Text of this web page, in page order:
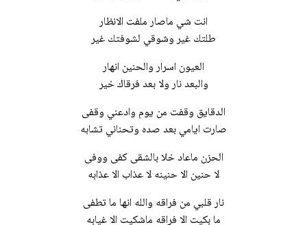
انت شي ماصار ملفت الانظار
طلتك غير وشوقي لشوفتك غير
العيون اسرار والحنين انهار
والبعد نار ولا بعد فرقاك خير
الدقايق وقفت من يوم وادعني وقفى
صارت ايامي بعد صده وتحناني تشابه
الحزن ماعاد خلا بالشقى كفى ووفى
لا حنين الا حنينه لا عذاب الا عذابه
نار قلبي من فراقه والله انها ما تطفى
ما بكيت الا فراقه ماشكيت الا غيابه